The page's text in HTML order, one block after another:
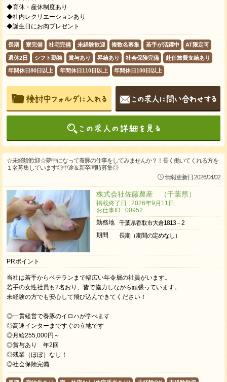
◆育休・産休制度あり
◆社内レクリエーションあり
◆誕生日にお肉プレゼント
長期 寮完備 社宅完備 未経験歓迎 複数名募集 若手が活躍中 AT限定可
週休2日 シフト勤務 賞与あり 昇給あり 社会保険完備 赴任旅費支給あり
年間休日80日以上 年間休日110日以上 年間休日100日以上
☆未経験歓迎☆夢中になって養豚の仕事をしてみませんか？！長く働いてくれる方を
１名募集しています◎中途＆新卒同時募集◎
情報更新日 2026/04/02
株式会社佐藤農産 （千葉県）
掲載終了日 : 2026年9月11日
お仕事ID : 00952
勤務地
千葉県香取市大倉1813－2
期間
長期（期間の定めなし）
PRポイント
当社は若手からベテランまで幅広い年令層の社員がいます。
若手の女性社員も2名おり、皆で協力しながら頑張っています。
未経験の方でも安心して飛び込んできてください！
◎一貫経営で養豚のイロハが学べます
◎高速インターまですぐの立地です
◎月給255,000円～
◎賞与あり 年2回
◎残業（ほぼ）なし！
◎社会保険完備